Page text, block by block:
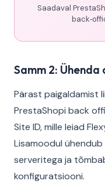
Saadaval
Samm 2:
Pärast paigaldamist
PrestaShopi back
Site ID, mille leiad
Lisamoodul
serveritega ja
konfiguratsiooni.